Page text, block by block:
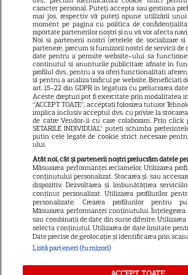
GSP
Știri mondene
Avantaje
Elle
Unica
Retete practice
URMĂREȘTE-NE PE
Copyright2026 Ringier Romania – Toate
caracter personal. Puteți accepta sau gestiona
mai jos, respectiv vă puteți opune utilizării
moment pe pagina cu politica de
raportate partenerilor noștri și nu vă vor afecta
Noi si partenerii nostri (retelele de socializare
partenere, precum si furnizorii nostri de servicii de
date pentru a permite website-ului sa
continutul si anunturile publicitare afisate in
profilul dvs., pentru a va oferi functionalitati
si pentru a analiza traficul pe website. Beneficiati
art. 15-22 din GDPR in legatura cu prelucrarea
Aceste drepturi pot fi exercitate prin modalitatea
“ACCEPT TOATE”, acceptati folosirea tuturor
implica inclusiv acceptul dvs. cu privire la
de catre Vendor-ii cu care colaboram. Prin click
SETARILE INDIVIDUAL” puteti schimba
putin cele legate de cookie strict necesare
ului.
Atât noi, cât și partenerii noștri prelucrăm datele
Măsurarea performanței reclamelor. Utilizarea
conținutului personalizat. Stocarea și/sau
dispozitiv. Dezvoltarea și îmbunătățirea
conținut personalizat. Utilizarea profilurilor
personalizate. Crearea profilurilor pentru
Măsurarea performanței conținutului.
sau combinații de date din surse diferite.
selecta conținutul. Utilizarea de date limitate
Date precise de geolocație și identificarea prin
Listă parteneri (furnizori)